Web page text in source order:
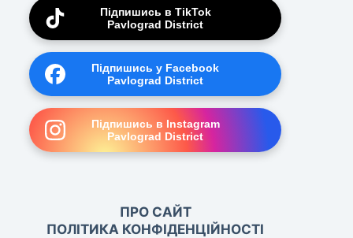
Підпишись в TikTok
Pavlograd District
Підпишись у Facebook
Pavlograd District
Підпишись в Instagram
Pavlograd District
ПРО САЙТ
ПОЛІТИКА КОНФІДЕНЦІЙНОСТІ